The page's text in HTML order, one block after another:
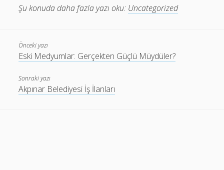
Şu konuda daha fazla yazı oku: Uncategorized
Önceki yazı
Eski Medyumlar: Gerçekten Güçlü Müydüler?
Sonraki yazı
Akpınar Belediyesi İş İlanları